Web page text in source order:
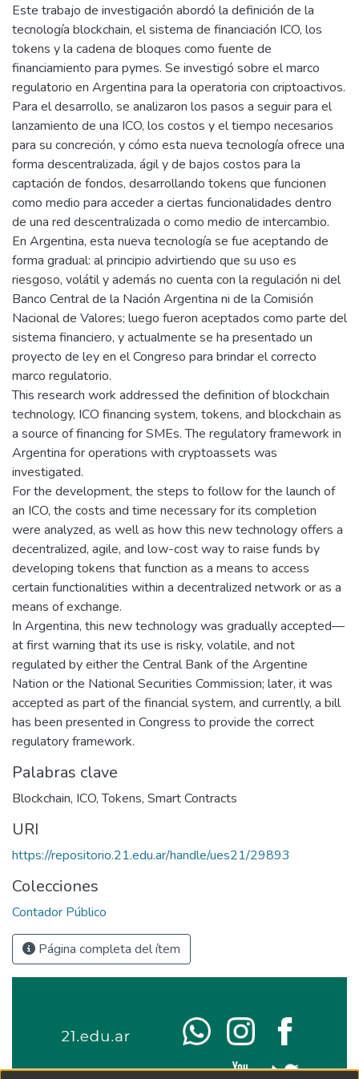
Este trabajo de investigación abordó la definición de la
tecnología blockchain, el sistema de financiación ICO, los
tokens y la cadena de bloques como fuente de
financiamiento para pymes. Se investigó sobre el marco
regulatorio en Argentina para la operatoria con criptoactivos.
Para el desarrollo, se analizaron los pasos a seguir para el
lanzamiento de una ICO, los costos y el tiempo necesarios
para su concreción, y cómo esta nueva tecnología ofrece una
forma descentralizada, ágil y de bajos costos para la
captación de fondos, desarrollando tokens que funcionen
como medio para acceder a ciertas funcionalidades dentro
de una red descentralizada o como medio de intercambio.
En Argentina, esta nueva tecnología se fue aceptando de
forma gradual: al principio advirtiendo que su uso es
riesgoso, volátil y además no cuenta con la regulación ni del
Banco Central de la Nación Argentina ni de la Comisión
Nacional de Valores; luego fueron aceptados como parte del
sistema financiero, y actualmente se ha presentado un
proyecto de ley en el Congreso para brindar el correcto
marco regulatorio.
This research work addressed the definition of blockchain
technology, ICO financing system, tokens, and blockchain as
a source of financing for SMEs. The regulatory framework in
Argentina for operations with cryptoassets was
investigated.
For the development, the steps to follow for the launch of
an ICO, the costs and time necessary for its completion
were analyzed, as well as how this new technology offers a
decentralized, agile, and low-cost way to raise funds by
developing tokens that function as a means to access
certain functionalities within a decentralized network or as a
means of exchange.
In Argentina, this new technology was gradually accepted—
at first warning that its use is risky, volatile, and not
regulated by either the Central Bank of the Argentine
Nation or the National Securities Commission; later, it was
accepted as part of the financial system, and currently, a bill
has been presented in Congress to provide the correct
regulatory framework.
Palabras clave
Blockchain, ICO,Tokens, Smart Contracts
URI
https://repositorio.21.edu.ar/handle/ues21/29893
Colecciones
Contador Público
Página completa del ítem